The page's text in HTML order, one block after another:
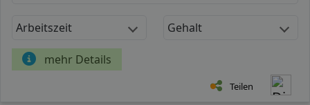
Arbeitszeit Gehalt
mehr Details
Teilen